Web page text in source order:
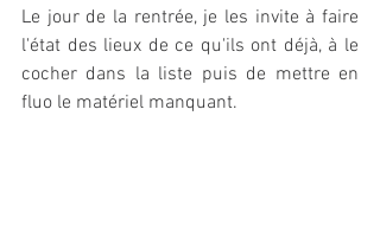
Le jour de la rentrée, je les invite à faire
l'état des lieux de ce qu'ils ont déjà, à le
cocher dans la liste puis de mettre en
fluo le matériel manquant.